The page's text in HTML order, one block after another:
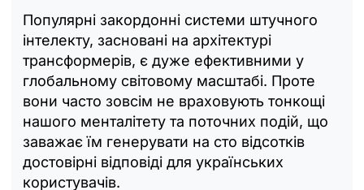
Популярні закордонні системи штучного
інтелекту, засновані на архітектурі
трансформерів, є дуже ефективними у
глобальному світовому масштабі. Проте
вони часто зовсім не враховують тонкощі
нашого менталітету та поточних подій, що
заважає їм генерувати на сто відсотків
достовірні відповіді для українських
користувачів.